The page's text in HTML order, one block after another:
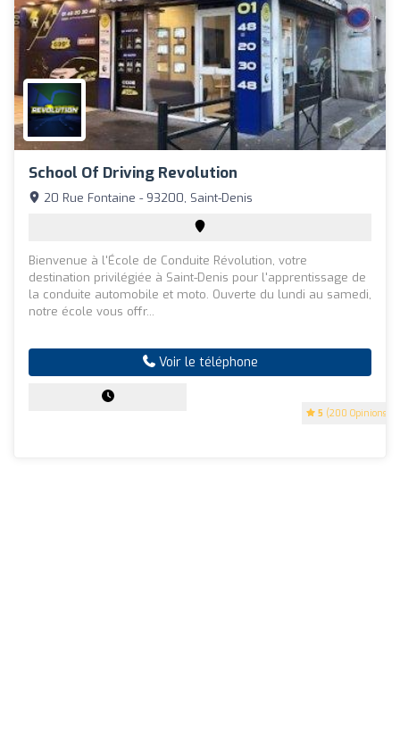
School Of Driving Revolution
5 (200 Opinions)
20 Rue Fontaine - 93200, Saint-Denis
Bienvenue à l'École de Conduite Révolution, votre
destination privilégiée à Saint-Denis pour l'apprentissage de
la conduite automobile et moto. Ouverte du lundi au samedi,
notre école vous offr...
Voir le téléphone